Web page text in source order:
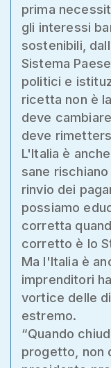
prima
gli interessi
sostenibili,
Sistema
politici e
ricetta non è
deve
deve
L'Italia è
sane
rinvio dei
possiamo
corretta
corretto è lo
Ma l'Italia è
imprenditori
vortice delle
estremo.
“Quando
progetto, non